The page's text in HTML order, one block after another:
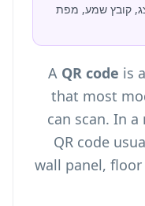
קובץ שמע, מפת
A QR code is
that most
can scan. In
QR code
wall panel,